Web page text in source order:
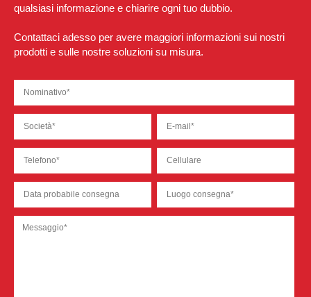
qualsiasi informazione e chiarire ogni tuo dubbio.
Contattaci adesso per avere maggiori informazioni sui nostri
prodotti e sulle nostre soluzioni su misura.